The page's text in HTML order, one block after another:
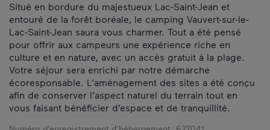
Situé en bordure du majestueux Lac-Saint-Jean et
entouré de la forêt boréale, le camping Vauvert-sur-le-
Lac-Saint-Jean saura vous charmer. Tout a été pensé
pour offrir aux campeurs une expérience riche en
culture et en nature, avec un accès gratuit à la plage.
Votre séjour sera enrichi par notre démarche
écoresponsable. L’aménagement des sites a été conçu
afin de conserver l’aspect naturel du terrain tout en
vous faisant bénéficier d’espace et de tranquillité.